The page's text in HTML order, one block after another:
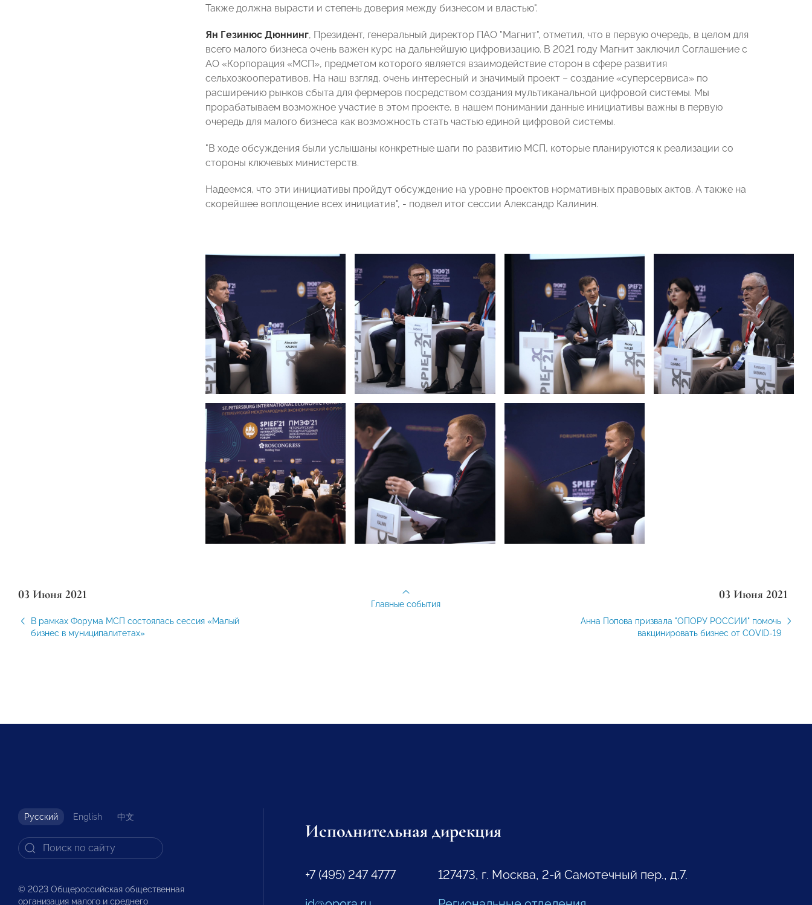
Также должна вырасти и степень доверия между бизнесом и властью".
Ян Гезинюс Дюннинг, Президент, генеральный директор ПАО "Магнит", отметил, что в первую очередь, в целом для
всего малого бизнеса очень важен курс на дальнейшую цифровизацию. В 2021 году Магнит заключил Соглашение с
АО «Корпорация «МСП», предметом которого является взаимодействие сторон в сфере развития
сельхозкооперативов. На наш взгляд, очень интересный и значимый проект – создание «суперсервиса» по
расширению рынков сбыта для фермеров посредством создания мультиканальной цифровой системы. Мы
прорабатываем возможное участие в этом проекте, в нашем понимании данные инициативы важны в первую
очередь для малого бизнеса как возможность стать частью единой цифровой системы.
"В ходе обсуждения были услышаны конкретные шаги по развитию МСП, которые планируются к реализации со
стороны ключевых министерств.
Надеемся, что эти инициативы пройдут обсуждение на уровне проектов нормативных правовых актов. А также на
скорейшее воплощение всех инициатив", - подвел итог сессии Александр Калинин.
03 Июня 2021
В рамках Форума МСП состоялась сессия «Малый
бизнес в муниципалитетах»
03 Июня 2021
Анна Попова призвала "ОПОРУ РОССИИ" помочь
вакцинировать бизнес от COVID-19
Главные события
Русский English 中文
© 2023 Общероссийская общественная
организация малого и среднего
Исполнительная дирекция
+7 (495) 247 4777
127473, г. Москва, 2-й Самотечный пер., д.7.